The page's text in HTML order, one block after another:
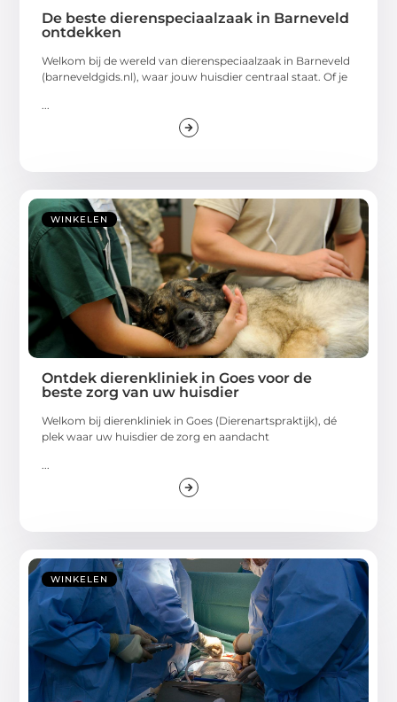
De beste dierenspeciaalzaak in Barneveld
ontdekken
Welkom bij de wereld van dierenspeciaalzaak in Barneveld
(barneveldgids.nl), waar jouw huisdier centraal staat. Of je
WINKELEN
Ontdek dierenkliniek in Goes voor de
beste zorg van uw huisdier
Welkom bij dierenkliniek in Goes (Dierenartspraktijk), dé
plek waar uw huisdier de zorg en aandacht
...
WINKELEN